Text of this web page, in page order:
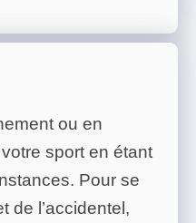
ou en
sport en étant
Pour se
de l’accidentel,